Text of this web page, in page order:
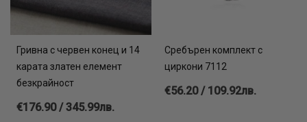
Гривна с червен конец и 14
карата златен елемент
безкрайност
€176.90 / 345.99лв.
Сребърен комплект с
циркони 7112
€56.20 / 109.92лв.